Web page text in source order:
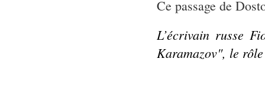
Ce passage de
L’écrivain russe
Karamazov", le